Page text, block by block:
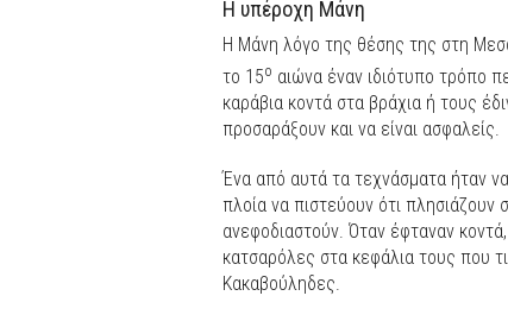
Η υπέροχη Μάνη
Η Μάνη λόγο της θέσης της στη
το 15ο αιώνα έναν ιδιότυπο τρόπο
καράβια κοντά στα βράχια ή τους
προσαράξουν και να είναι ασφαλείς.
Ένα από αυτά τα τεχνάσματα ήταν
πλοία να πιστεύουν ότι
ανεφοδιαστούν. Όταν έφταναν
κατσαρόλες στα κεφάλια τους που
Κακαβούληδες.